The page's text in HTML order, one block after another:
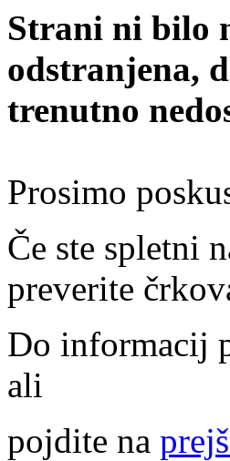
Strani ni bilo
odstranjena,
trenutno
Prosimo
Če ste spletni
preverite
Do informacij
ali
pojdite na